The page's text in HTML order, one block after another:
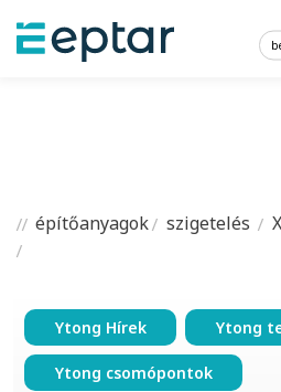
építőanyagok szigetelés
Ytong Hírek Ytong
Ytong csomópontok